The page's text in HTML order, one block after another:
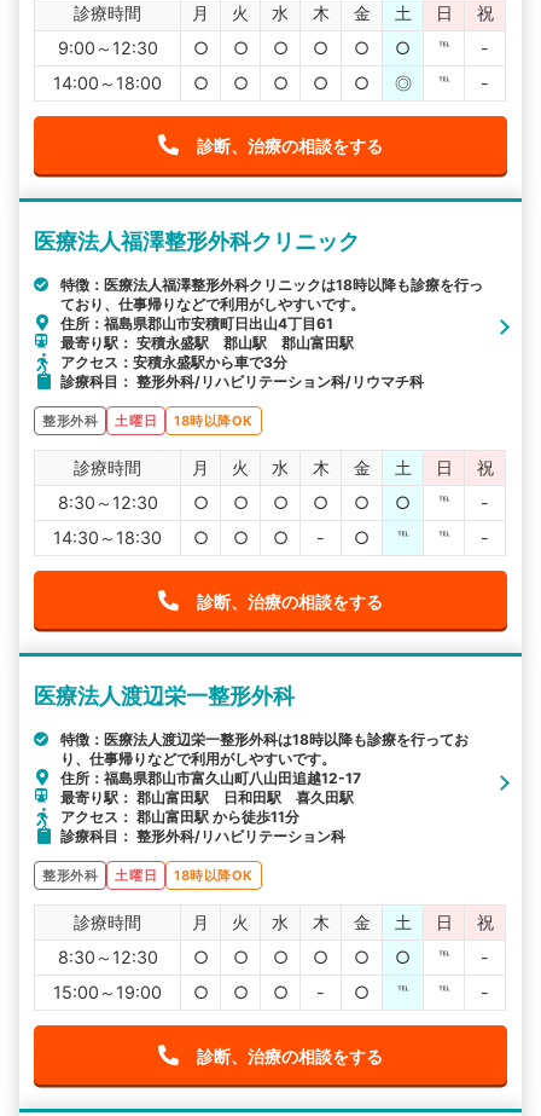
診療時間 月 火 水 木 金 土 日
祝
9:00～12:30
○ ○ ○ ○ ○ ○ ℡
-
14:00～18:00
○ ○ ○ ○ ○ ◎ ℡ -
診断、治療の相談をする
医療法人福澤整形外科クリニック
特徴：医療法人福澤整形外科クリニックは18時以降も診療を行っ
ており、仕事帰りなどで利用がしやすいです。
住所：福島県郡山市安積町日出山4丁目61
最寄り駅： 安積永盛駅 郡山駅 郡山富田駅
アクセス：安積永盛駅から車で3分
診療科目： 整形外科/リハビリテーション科/リウマチ科
整形外科 土曜日 18時以降OK
診療時間 月 火 水 木 金 土 日
祝
8:30～12:30
○ ○ ○ ○ ○ ○ ℡
-
14:30～18:30
○ ○ ○ - ○ ℡ ℡ -
診断、治療の相談をする
医療法人渡辺栄一整形外科
特徴：医療法人渡辺栄一整形外科は18時以降も診療を行ってお
り、仕事帰りなどで利用がしやすいです。
住所：福島県郡山市富久山町八山田追越12-17
最寄り駅： 郡山富田駅 日和田駅 喜久田駅
アクセス： 郡山富田駅 から徒歩11分
診療科目： 整形外科/リハビリテーション科
整形外科 土曜日 18時以降OK
診療時間 月 火 水 木 金 土 日
祝
8:30～12:30
○ ○ ○ ○ ○ ○ ℡
-
15:00～19:00
○ ○ ○ - ○ ℡ ℡ -
診断、治療の相談をする